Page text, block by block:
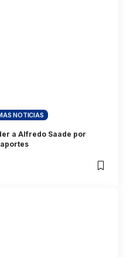
NOTICIAS
a Alfredo Saade por